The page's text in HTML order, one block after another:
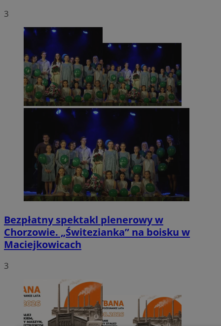
3
Bezpłatny spektakl plenerowy w
Chorzowie. „Świtezianka” na boisku w
Maciejkowicach
3